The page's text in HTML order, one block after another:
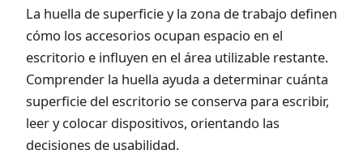
La huella de superficie y la zona de trabajo definen
cómo los accesorios ocupan espacio en el
escritorio e influyen en el área utilizable restante.
Comprender la huella ayuda a determinar cuánta
superficie del escritorio se conserva para escribir,
leer y colocar dispositivos, orientando las
decisiones de usabilidad.